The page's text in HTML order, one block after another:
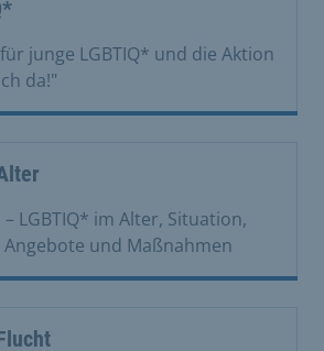
junge LGBTIQ* und die Aktion
da!"
LGBTIQ* im Alter, Situation,
und Maßnahmen